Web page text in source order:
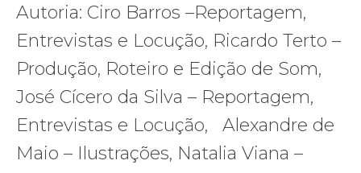
Autoria: Ciro Barros –Reportagem,
Entrevistas e Locução, Ricardo Terto –
Produção, Roteiro e Edição de Som,
José Cícero da Silva – Reportagem,
Entrevistas e Locução, Alexandre de
Maio – Ilustrações, Natalia Viana –